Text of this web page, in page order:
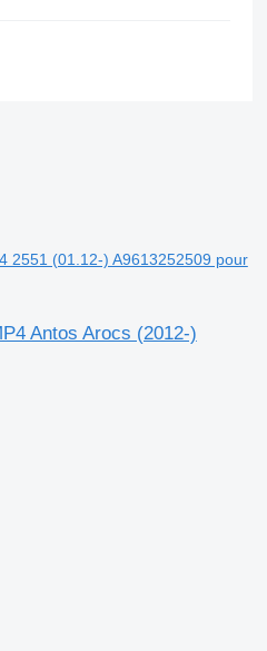
2551 (01.12-) A9613252509 pour
Antos Arocs (2012-)